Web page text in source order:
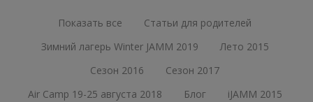
Показать все
Статьи для родителей
Зимний лагерь Winter JAMM 2019
Лето 2015
Сезон 2016
Сезон 2017
Air Camp 19-25 августа 2018
Блог
iJAMM 2015